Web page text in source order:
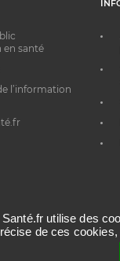
santé
l’information
utilise des
de ces